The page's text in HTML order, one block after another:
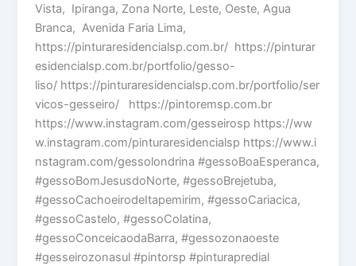
Vista, Ipiranga, Zona Norte, Leste, Oeste, Agua
Branca, Avenida Faria Lima,
https://pinturaresidencialsp.com.br/ https://pinturar
esidencialsp.com.br/portfolio/gesso-
liso/ https://pinturaresidencialsp.com.br/portfolio/ser
vicos-gesseiro/ https://pintoremsp.com.br
https://www.instagram.com/gesseirosp https://ww
w.instagram.com/pinturaresidencialsp https://www.i
nstagram.com/gessolondrina #gessoBoaEsperanca,
#gessoBomJesusdoNorte, #gessoBrejetuba,
#gessoCachoeirodeItapemirim, #gessoCariacica,
#gessoCastelo, #gessoColatina,
#gessoConceicaodaBarra, #gessozonaoeste
#gesseirozonasul #pintorsp #pinturapredial